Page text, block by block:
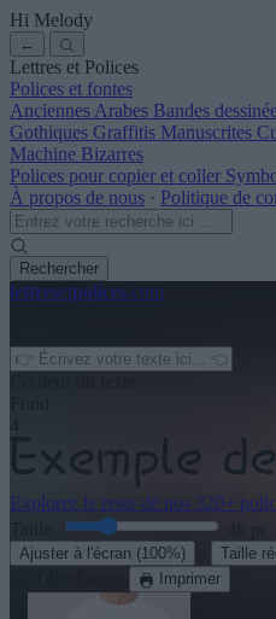
Hi Melody
←
Lettres et Polices
Polices et fontes
Anciennes Arabes Bandes
Gothiques Graffitis Manuscrites
Machine Bizarres
Polices pour copier et coller
À propos de nous · Politique de
Rechercher
lettresetpolices.com
Explorez le reste de nos 320+
Ajuster à l'écran (100%) Taille
Imprimer